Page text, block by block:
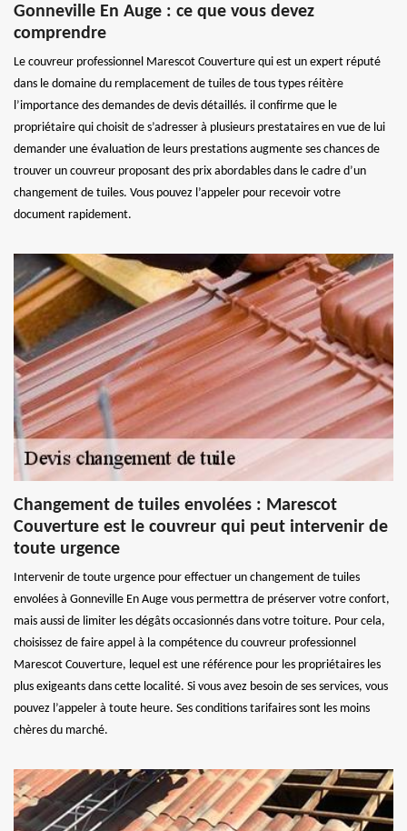
Gonneville En Auge : ce que vous devez
comprendre
Le couvreur professionnel Marescot Couverture qui est un expert réputé
dans le domaine du remplacement de tuiles de tous types réitère
l’importance des demandes de devis détaillés. il confirme que le
propriétaire qui choisit de s’adresser à plusieurs prestataires en vue de lui
demander une évaluation de leurs prestations augmente ses chances de
trouver un couvreur proposant des prix abordables dans le cadre d’un
changement de tuiles. Vous pouvez l’appeler pour recevoir votre
document rapidement.
Changement de tuiles envolées : Marescot
Couverture est le couvreur qui peut intervenir de
toute urgence
Intervenir de toute urgence pour effectuer un changement de tuiles
envolées à Gonneville En Auge vous permettra de préserver votre confort,
mais aussi de limiter les dégâts occasionnés dans votre toiture. Pour cela,
choisissez de faire appel à la compétence du couvreur professionnel
Marescot Couverture, lequel est une référence pour les propriétaires les
plus exigeants dans cette localité. Si vous avez besoin de ses services, vous
pouvez l’appeler à toute heure. Ses conditions tarifaires sont les moins
chères du marché.